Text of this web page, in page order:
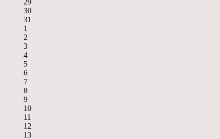
29
30
31
1
2
3
4
5
6
7
8
9
10
11
12
13